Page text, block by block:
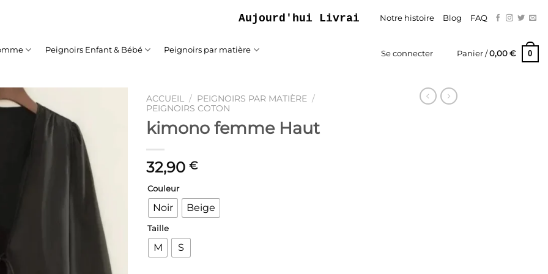
Aujourd'hui Livraison Gratuite – Paiement En Trois
Notre histoire Blog FAQ
Peignoirs Enfant & Bébé Peignoirs par matière Se connecter Panier /0,00 € 0
à la liste
souhaits
ACCUEIL / PEIGNOIRS PAR MATIÈRE /
PEIGNOIRS COTON
kimono femme Haut
32,90 €
Couleur
Noir Beige
Taille
M S